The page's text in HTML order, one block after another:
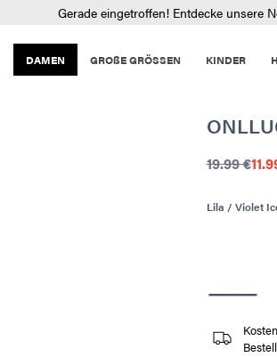
Gerade eingetroffen! Entdecke unsere
DAMEN GROßE GRÖSSEN KINDER
19.99 €
Lila / Violet